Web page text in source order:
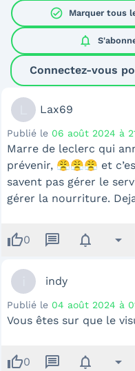
check_circle Marquer tous
notifications
Connectez-vous
Lax69
Publié le 06 août 2024 à
Marre de leclerc qui
prévenir, 😤😤😤 et
savent pas gérer le
gérer la nourriture.
thumb_up0 message notifications arrow_drop_down
indy
Publié le 04 août 2024 à
Vous êtes sur que le
thumb_up0 message notifications arrow_drop_down